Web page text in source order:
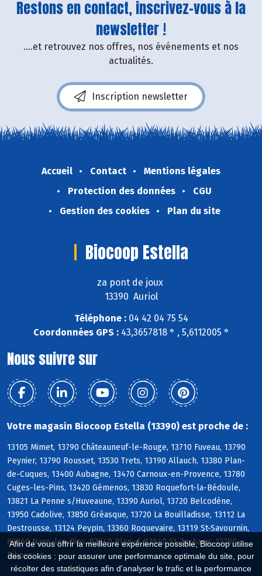
Afin de vous offrir la meilleure expérience possible, Biocoop utilise
des cookies : pour assurer une performance optimale du site, pour
récolter des statistiques afin d'analyser le trafic et la performance
Restons en contact, inscrivez-vous à la
newsletter !
....et retrouvez nos offres, nos événements et nos
actualités.
Inscription newsletter
Accueil Contact
Mentions légales
Protection des données
CGU
Gestion des cookies
Plan du site
Biocoop Estella
za pont de joux
13390 Auriol
Téléphone :04 42 04 75 54
Coordonnées GPS :43,3657818 ° , 5,6112005 °
Nous suivre sur
Votre magasin Biocoop Estella (13390) est proche de :
13105 Mimet, 13790 Châteauneuf-le-Rouge, 13710 Fuveau, 13790
Peynier, 13790 Rousset, 13530 Trets, 13190 Allauch, 13380 Plan-
de-Cuques, 13400 Aubagne, 13470 Carnoux-en-Provence, 13780
Cuges-les-Pins, 13420 Gémenos, 13830 Roquefort-la-Bédoule,
13821 La Penne s/Huveaune, 13390 Auriol, 13720 Belcodène,
13950 Cadolive, 13850 Gréasque, 13720 La Bouilladisse, 13112 La
Destrousse, 13124 Peypin, 13360 Roquevaire, 13119 St-Savournin,
83860 Nans-les-Pins, 83640 Plan-d, 83640 St-Zacharie, 13780
Riboux